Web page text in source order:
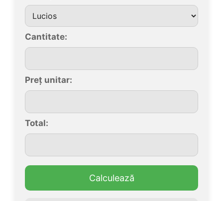
Cantitate:
Preț unitar:
Total:
Calculează